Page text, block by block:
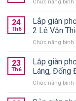
Chức năng bình
24
Th6
Lắp giàn
2 Lê Văn
Chức năng bình
23
Th6
Lắp giàn
Láng, Đống
Chức năng bình